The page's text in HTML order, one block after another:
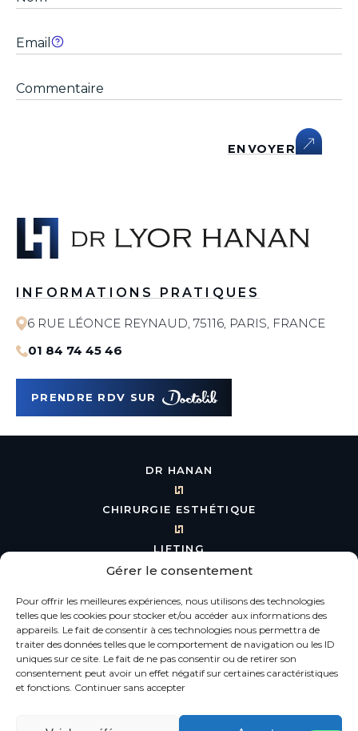
Gérer le consentement
Pour offrir les meilleures expériences, nous utilisons des technologies
telles que les cookies pour stocker et/ou accéder aux informations des
appareils. Le fait de consentir à ces technologies nous permettra de
traiter des données telles que le comportement de navigation ou les ID
uniques sur ce site. Le fait de ne pas consentir ou de retirer son
consentement peut avoir un effet négatif sur certaines caractéristiques
et fonctions. Continuer sans accepter
ENVOYER
INFORMATIONS PRATIQUES
6 RUE LÉONCE REYNAUD, 75116, PARIS, FRANCE
01 84 74 45 46
PRENDRE RDV SUR
DR HANAN
CHIRURGIE ESTHÉTIQUE
LIFTING
RHINOPLASTIE
CHIRURGIE MAMMAIRE